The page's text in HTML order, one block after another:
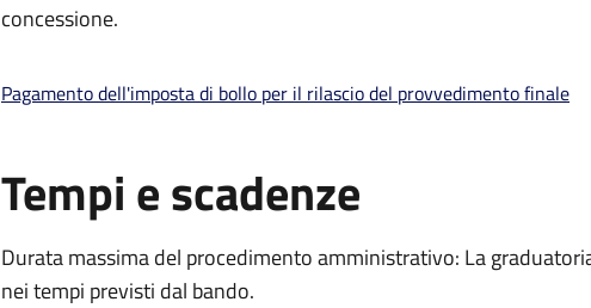
concessione.
Pagamento dell'imposta di bollo per il rilascio del provvedimento finale
Tempi e scadenze
Durata massima del procedimento amministrativo: La
nei tempi previsti dal bando.